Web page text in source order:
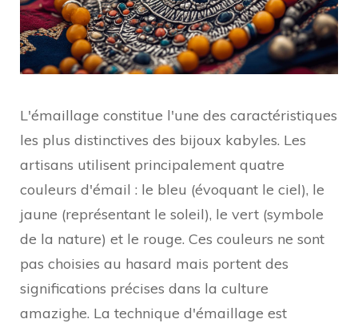
L'émaillage constitue l'une des caractéristiques
les plus distinctives des bijoux kabyles. Les
artisans utilisent principalement quatre
couleurs d'émail : le bleu (évoquant le ciel), le
jaune (représentant le soleil), le vert (symbole
de la nature) et le rouge. Ces couleurs ne sont
pas choisies au hasard mais portent des
significations précises dans la culture
amazighe. La technique d'émaillage est